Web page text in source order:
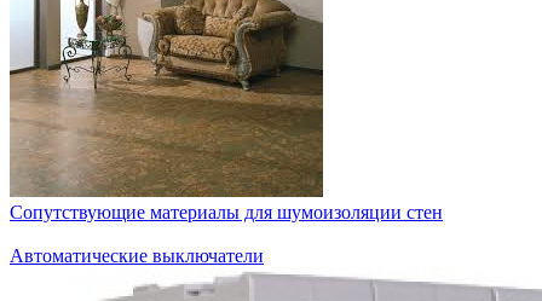
Сопутствующие материалы для шумоизоляции стен
Автоматические выключатели